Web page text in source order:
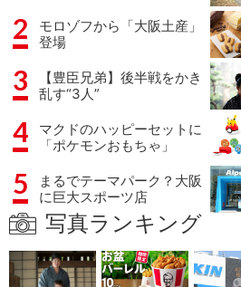
2
モロゾフから「大阪土産」
登場
3
【豊臣兄弟】後半戦をかき
乱す“3人”
4
マクドのハッピーセットに
「ポケモンおもちゃ」
5
まるでテーマパーク？大阪
に巨大スポーツ店
写真ランキング